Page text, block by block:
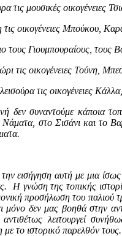
τις μουσικές οικογένειες
οικογένειες Μπούκου,
τους Γιουμπουραίους, τους
τις οικογένειες Τούνη,
τις οικογένειες
δεν συναντούμε κάποια
στο Σισάνι και το
εισήγηση αυτή με μια
Η γνώση της τοπικής
προσήλωση του παλιού
μόνο δεν μας βοηθά στην
λειτουργεί
με το ιστορικό παρελθόν τους.